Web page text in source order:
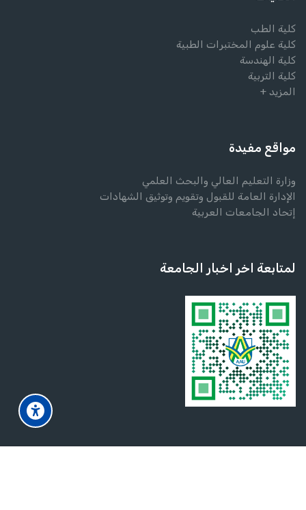
كلية الطب
كلية علوم المختبرات الطبية
كلية الهندسة
كلية التربية
المزيد +
مواقع مفيدة
وزارة التعليم العالي والبحث العلمي
الإدارة العامة للقبول وتقويم وتوثيق الشهادات
إتحاد الجامعات العربية
لمتابعة اخر اخبار الجامعة